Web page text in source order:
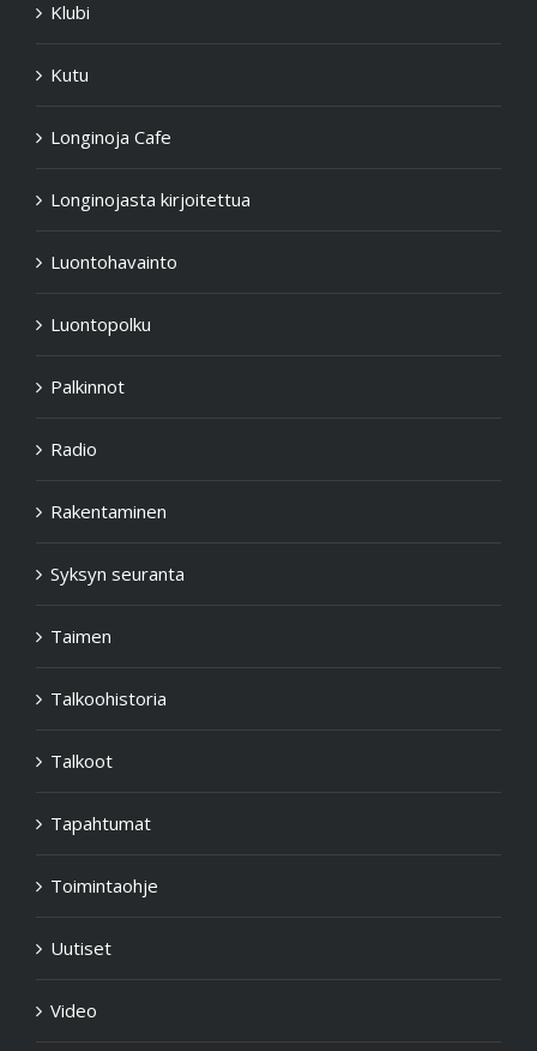
Klubi
Kutu
Longinoja Cafe
Longinojasta kirjoitettua
Luontohavainto
Luontopolku
Palkinnot
Radio
Rakentaminen
Syksyn seuranta
Taimen
Talkoohistoria
Talkoot
Tapahtumat
Toimintaohje
Uutiset
Video